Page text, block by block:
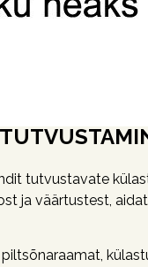
tutvustavate
ja väärtustest,
piltsõnaraamat,